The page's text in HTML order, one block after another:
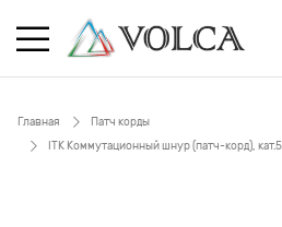
Главная
Патч корды
ITK Коммутационный шнур (патч-корд),